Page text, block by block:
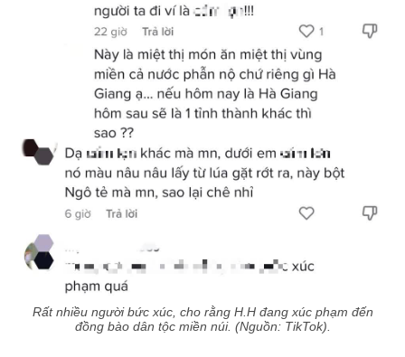
Rất nhiều người bức xúc, cho rằng H.H đang xúc phạm đến
đồng bào dân tộc miền núi. (Nguồn: TikTok).